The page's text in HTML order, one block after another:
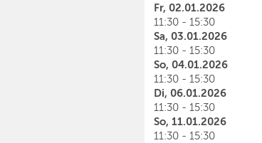
Fr, 02.01.2026
11:30 - 15:30
Sa, 03.01.2026
11:30 - 15:30
So, 04.01.2026
11:30 - 15:30
Di, 06.01.2026
11:30 - 15:30
So, 11.01.2026
11:30 - 15:30